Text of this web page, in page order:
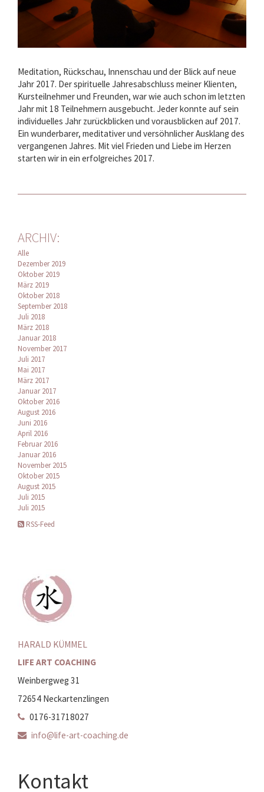
Meditation, Rückschau, Innenschau und der Blick auf neue
Jahr 2017. Der spirituelle Jahresabschluss meiner Klienten,
Kursteilnehmer und Freunden, war wie auch schon im letzten
Jahr mit 18 Teilnehmern ausgebucht. Jeder konnte auf sein
individuelles Jahr zurückblicken und vorausblicken auf 2017.
Ein wunderbarer, meditativer und versöhnlicher Ausklang des
vergangenen Jahres. Mit viel Frieden und Liebe im Herzen
starten wir in ein erfolgreiches 2017.
ARCHIV:
Alle
Dezember 2019
Oktober 2019
März 2019
Oktober 2018
September 2018
Juli 2018
März 2018
Januar 2018
November 2017
Juli 2017
Mai 2017
März 2017
Januar 2017
Oktober 2016
August 2016
Juni 2016
April 2016
Februar 2016
Januar 2016
November 2015
Oktober 2015
August 2015
Juli 2015
Juli 2015
RSS-Feed
HARALD KÜMMEL
LIFE ART COACHING
Weinbergweg 31
72654 Neckartenzlingen
0176-31718027
info@life-art-coaching.de
Kontakt